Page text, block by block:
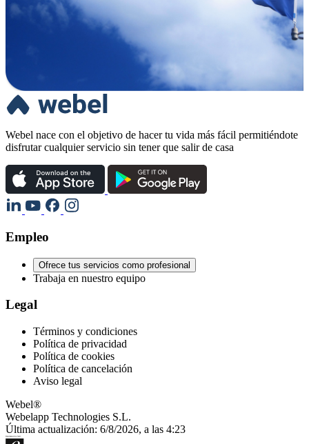
Webel nace con el objetivo de hacer tu vida más fácil permitiéndote
disfrutar cualquier servicio sin tener que salir de casa
Empleo
Ofrece tus servicios como profesional
Trabaja en nuestro equipo
Legal
Términos y condiciones
Política de privacidad
Política de cookies
Política de cancelación
Aviso legal
Webel®
Webelapp Technologies S.L.
Última actualización: 6/8/2026, a las 4:23